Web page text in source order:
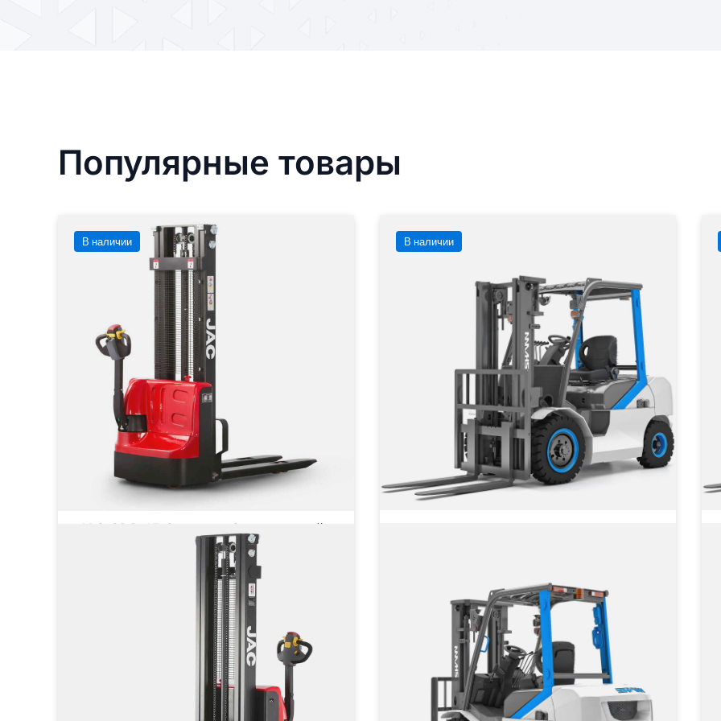
Популярные товары
В наличии
JAC CDD 15 Compact Самоходный
Электрический
от 271 434 ₽
271 434
В наличии
Тип двигателя
от 2 562 720 ₽
от2 562 720 ₽